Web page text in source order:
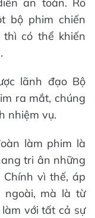
an toàn. Rõ
bộ phim chiến
có thể khiến
lãnh đạo Bộ
ra mắt, chúng
nhiệm vụ.
làm phim là
tri ân những
Chính vì thế, áp
ngoài, mà là từ
với tất cả sự